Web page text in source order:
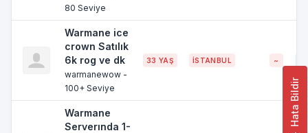
Hata Bildir
80 Seviye
Warmane ice
crown Satılık
6k rog ve dk
warmanewow -
100+ Seviye
33 YAŞ İSTANBUL ~
Warmane
Serverında 1-